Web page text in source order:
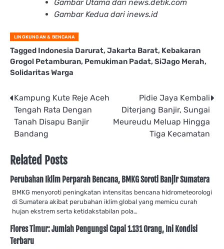
Gambar Utama dari news.detik.com
Gambar Kedua dari inews.id
LINGKUNGAN & BENCANA
Tagged Indonesia Darurat, Jakarta Barat, Kebakaran
Grogol Petamburan, Pemukiman Padat, SiJago Merah,
Solidaritas Warga
Post
navigation
Kampung Kute Reje Aceh
Tengah Rata Dengan
Tanah Disapu Banjir
Bandang
Pidie Jaya Kembali
Diterjang Banjir, Sungai
Meureudu Meluap Hingga
Tiga Kecamatan
Related Posts
Perubahan Iklim Perparah Bencana, BMKG Soroti Banjir Sumatera
BMKG menyoroti peningkatan intensitas bencana hidrometeorologi
di Sumatera akibat perubahan iklim global yang memicu curah
hujan ekstrem serta ketidakstabilan pola…
Flores Timur: Jumlah Pengungsi Capai 1.131 Orang, Ini Kondisi
Terbaru